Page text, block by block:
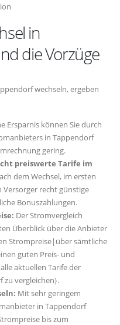
in
die Vorzüge
wechseln, ergeben
Ersparnis können Sie durch
in Tappendorf
gering.
preiswerte Tarife im
dem Wechsel, im ersten
recht günstige
Bonuszahlungen.
Der Stromvergleich
Überblick über die Anbieter
Strompreise|über sämtliche
guten Preis- und
aktuellen Tarife der
zu vergleichen}.
Mit sehr geringem
in Tappendorf
bis zum